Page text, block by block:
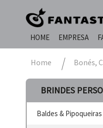
HOME
EMPRESA
Home Bonés,
BRINDES
Baldes & Pipoqueiras